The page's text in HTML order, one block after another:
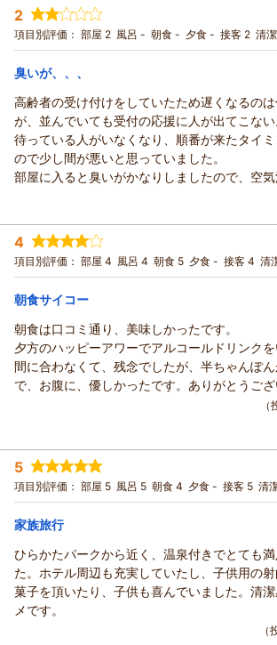
またのお越しをスタッフ一同心よりお待ち申
す。ホテルアベストグランデ高槻 岡本
（
京都市内でのご予定に合わせて当ホテルをお
岡京へのアクセスやコスト面でご満足いただ
変嬉しく存じます。
また、館内の清潔感や周辺の利便性について
またの出張の際にも、ぜひ当ホテルをご利用
お客様のまたのお越しを、スタッフ一同心よ
ております。
ホテルアベストグランデ高槻 フロント 上山
（
宿泊プラン： 【１５％ＯＦＦ】SDGs◆地球に優しい
ン♪【途中清掃無し】 ☆朝食付き
ダブル 朝のみ
宿泊価格帯： 11,001～12,000円(大人一人あたり/税込)
ご投稿者様
この度は、ご家族でのご旅行に当ホテルをお
にありがとうございます。
お風呂の広さやスタッフの接客、お部屋の清
身に余るほどのお褒めの言葉をいただき、大
「言うことなし」とのこれ以上ない評価を頂
フにとっても大きな励みとなりました。
「また泊まりに行きたい」とのお言葉を糧に
地よいひとときをお過ごしいただけるよう、
ス向上に努めてまいります。
ております。
ホテルアベストグランデ高槻 フロント 上
（
2
項目別評価： 部屋 2 風呂 - 朝食 - 夕食 - 接客 2 清
臭いが、、、
高齢者の受け付けをしていたため遅くなるの
が、並んでいても受付の応援に人が出てこない
待っている人がいなくなり、順番が来たタイ
ので少し間が悪いと思っていました。
部屋に入ると臭いがかなりしましたので、空
ですが、外出して戻ってきても臭いは消えませ
数年前にできたばかりの頃はいいホテルと思っ
博の頃価格が高騰し、あまり利用していませ
りに利用してがっかりしました。
次回利用しても同じ感じであれば、もう利用は
宿泊時期： 2026年04月宿泊 (出張)
投稿者： さいさいさん
宿泊プラン： 【お得な２０％ＯＦＦ！】みんなうれし
ラン！☆素泊まり
ダブル 食事なし
宿泊価格帯： 14,001～15,000円(大人一人あたり/税込)
ホテルアベストグランデ高槻 なごみの湯からの返信
ご投稿者様
この度は当ホテルをご利用いただき、誠にあ
す。
また、お忙しい中、貴重なご意見をお寄せい
チェックインの際、フロントの対応でお待た
大なるご不便をおかけいたしました。
お手伝いが必要なお客様への対応は重要では
囲の状況を常に把握し、速やかに応援を呼ぶ
しておりました。
ミングでの増員となりましたこと、深く反省
また、お部屋の臭いにつきましても、ご不快
まい誠に申し訳ございません。
空気清浄機をご利用いただいても改善されな
清掃および消臭対応が不十分であったことを
4
項目別評価： 部屋 4 風呂 4 朝食 5 夕食 - 接客 4 清
朝食サイコー
朝食は口コミ通り、美味しかったです。
夕方のハッピーアワーでアルコールドリンクを
間に合わなくて、残念でしたが、半ちゃんぽ
で、お腹に、優しかったです。ありがとうござ
投稿者： さとりんさん(女性/60代)
宿泊プラン： 【じゃらんのお得な10日間】じゃらん
ラン！ ★朝食付き
ツイン 朝のみ
宿泊価格帯： 11,001～12,000円(大人一人あたり/税込)
ご投稿者様
この度は当ホテルをご利用いただき、誠にあ
す。
また、お忙しい中、温かいご感想をお寄せい
5
項目別評価： 部屋 5 風呂 5 朝食 4 夕食 - 接客 5 清
家族旅行
ひらかたパークから近く、温泉付きでとても
た。ホテル周辺も充実していたし、子供用の
菓子を頂いたり、子供も喜んでいました。清
メです。